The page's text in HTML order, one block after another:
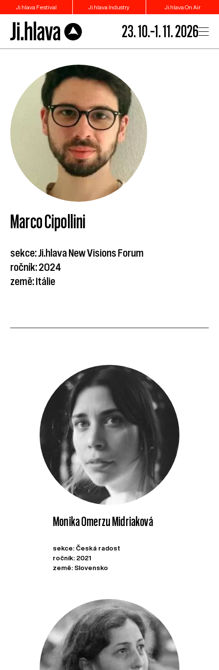
Ji.hlava Festival Ji.hlava Industry Ji.hlava On Air
23. 10.–1. 11. 2026
Marco Cipollini
sekce: Ji.hlava New Visions Forum
ročník: 2024
země: Itálie
Monika Omerzu Midriaková
sekce: Česká radost
ročník: 2021
země: Slovensko